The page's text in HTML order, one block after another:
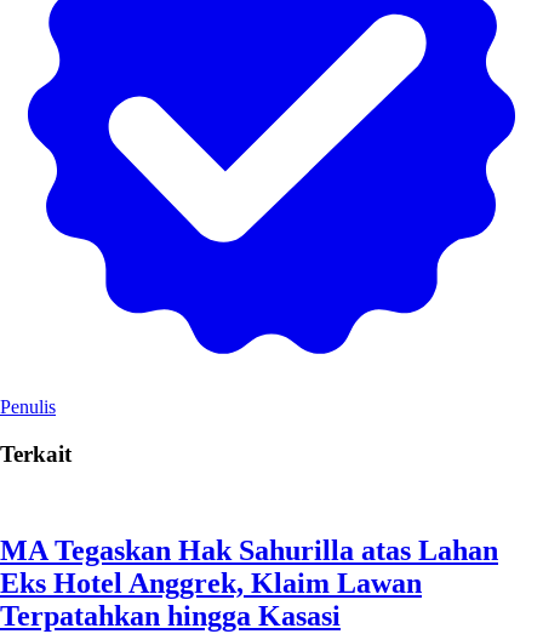
Penulis
Terkait
MA Tegaskan Hak Sahurilla atas Lahan
Eks Hotel Anggrek, Klaim Lawan
Terpatahkan hingga Kasasi